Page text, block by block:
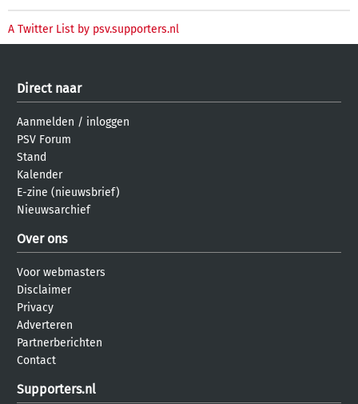
A Twitter List by psv.supporters.nl
Direct naar
Aanmelden / inloggen
PSV Forum
Stand
Kalender
E-zine (nieuwsbrief)
Nieuwsarchief
Over ons
Voor webmasters
Disclaimer
Privacy
Adverteren
Partnerberichten
Contact
Supporters.nl